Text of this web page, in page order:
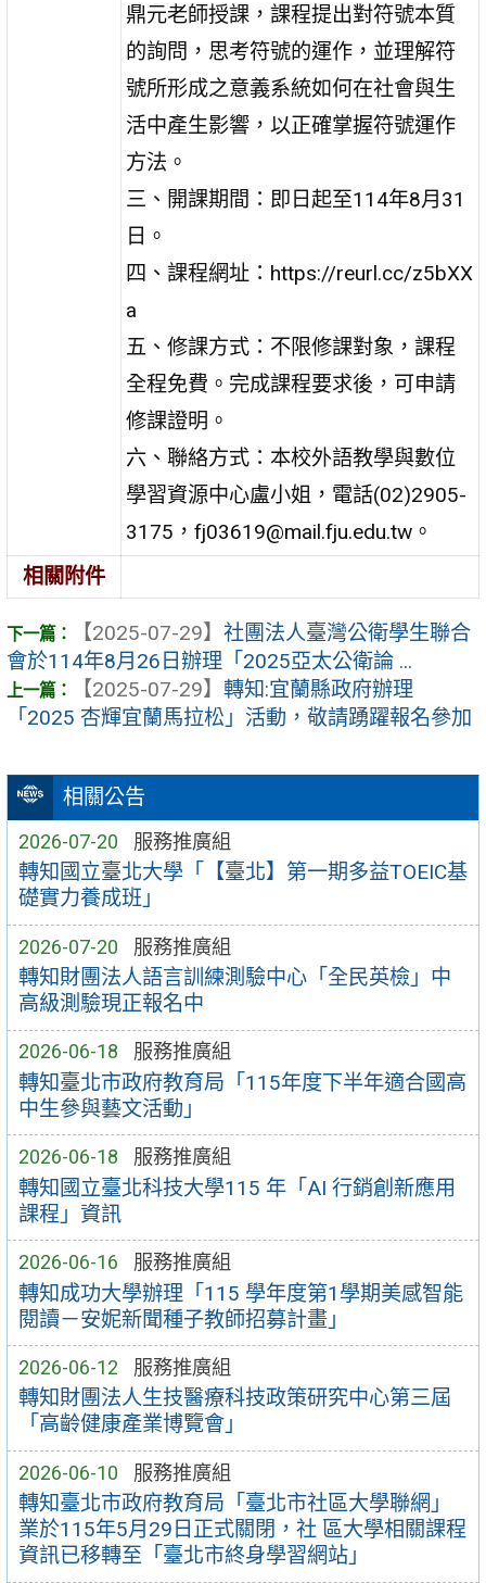
相關公告
2026-07-20 服務推廣組
轉知國立臺北大學「【臺北】第一期多益TOEIC基
礎實力養成班」
2026-07-20 服務推廣組
轉知財團法人語言訓練測驗中心「全民英檢」中
高級測驗現正報名中
2026-06-18 服務推廣組
轉知臺北市政府教育局「115年度下半年適合國高
中生參與藝文活動」
2026-06-18 服務推廣組
轉知國立臺北科技大學115 年「AI 行銷創新應用
課程」資訊
2026-06-16 服務推廣組
轉知成功大學辦理「115 學年度第1學期美感智能
閱讀－安妮新聞種子教師招募計畫」
2026-06-12 服務推廣組
轉知財團法人生技醫療科技政策研究中心第三屆
「高齡健康產業博覽會」
2026-06-10 服務推廣組
轉知臺北市政府教育局「臺北市社區大學聯網」
業於115年5月29日正式關閉，社 區大學相關課程
資訊已移轉至「臺北市終身學習網站」
鼎元老師授課，課程提出對符號本質
的詢問，思考符號的運作，並理解符
號所形成之意義系統如何在社會與生
活中產生影響，以正確掌握符號運作
方法。
三、開課期間：即日起至114年8月31
日。
四、課程網址：https://reurl.cc/z5bXX
a
五、修課方式：不限修課對象，課程
全程免費。完成課程要求後，可申請
修課證明。
六、聯絡方式：本校外語教學與數位
學習資源中心盧小姐，電話(02)2905-
3175，fj03619@mail.fju.edu.tw。
相關附件
【2025-07-29】 社團法人臺灣公衛學生聯合
會於114年8月26日辦理「2025亞太公衛論 ...
【2025-07-29】 轉知:宜蘭縣政府辦理
「2025 杏輝宜蘭馬拉松」活動，敬請踴躍報名參加